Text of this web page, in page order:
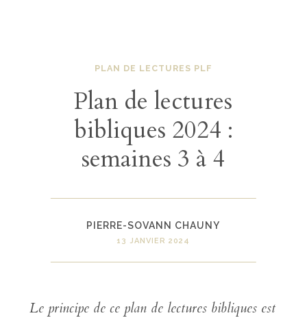
PLAN DE LECTURES PLF
Plan de lectures
bibliques 2024 :
semaines 3 à 4
PIERRE-SOVANN CHAUNY
13 JANVIER 2024
Le principe de ce plan de lectures bibliques est